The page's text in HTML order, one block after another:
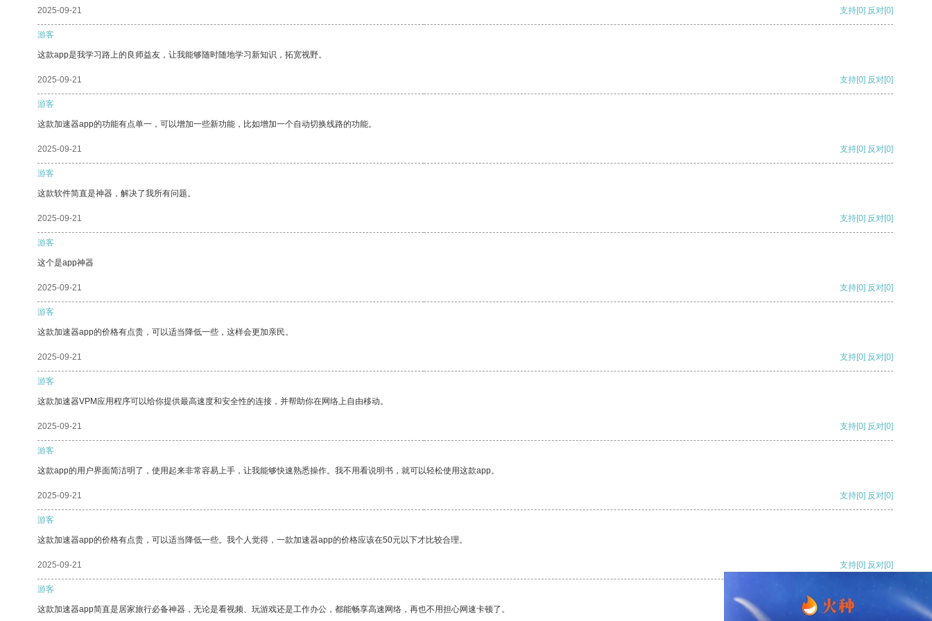
2025-09-21 支持[0] 反对[0]
游客
这款app是我学习路上的良师益友，让我能够随时随地学习新知识，拓宽视野。
2025-09-21 支持[0] 反对[0]
游客
这款加速器app的功能有点单一，可以增加一些新功能，比如增加一个自动切换线路的功能。
2025-09-21 支持[0] 反对[0]
游客
这款软件简直是神器，解决了我所有问题。
2025-09-21 支持[0] 反对[0]
游客
这个是app神器
2025-09-21 支持[0] 反对[0]
游客
这款加速器app的价格有点贵，可以适当降低一些，这样会更加亲民。
2025-09-21 支持[0] 反对[0]
游客
这款加速器VPM应用程序可以给你提供最高速度和安全性的连接，并帮助你在网络上自由移动。
2025-09-21 支持[0] 反对[0]
游客
这款app的用户界面简洁明了，使用起来非常容易上手，让我能够快速熟悉操作。我不用看说明书，就可以轻松使用这款app。
2025-09-21 支持[0] 反对[0]
游客
这款加速器app的价格有点贵，可以适当降低一些。我个人觉得，一款加速器app的价格应该在50元以下才比较合理。
2025-09-21 支持[0] 反对[0]
游客
这款加速器app简直是居家旅行必备神器，无论是看视频、玩游戏还是工作办公，都能畅享高速网络，再也不用担心网速卡顿了。